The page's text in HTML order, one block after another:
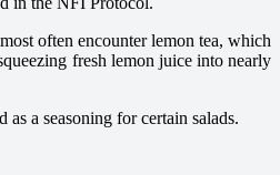
often encounter lemon tea, which
fresh lemon juice into nearly
a seasoning for certain salads.